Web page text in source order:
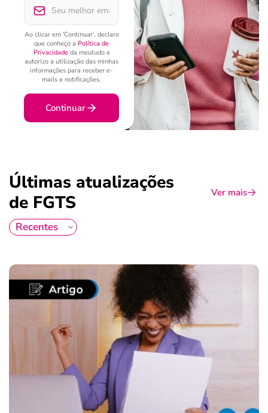
Ao clicar em 'Continuar', declaro
que conheço a Política de
Privacidadeda meutudo e
autorizo a utilização das minhas
informações para receber e-
mails e notificações.
Continuar
Últimas atualizações
de FGTS
Ver mais